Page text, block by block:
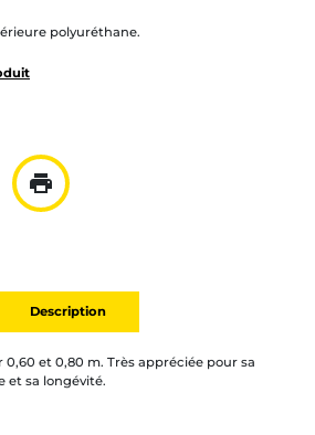
polyuréthane.
mail
à la liste
print
Imprimer
Description
0,60 et 0,80 m. Très appréciée pour sa
et sa longévité.